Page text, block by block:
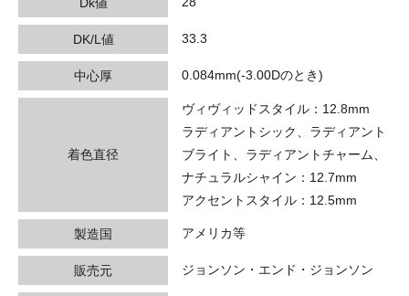
DK/L値 33.3
中心厚 0.084mm(-3.00Dのとき)
着色直径
ヴィヴィッドスタイル：12.8mm
ラディアントシック、ラディアント
ブライト、ラディアントチャーム、
ナチュラルシャイン：12.7mm
アクセントスタイル：12.5mm
製造国 アメリカ等
販売元 ジョンソン・エンド・ジョンソン